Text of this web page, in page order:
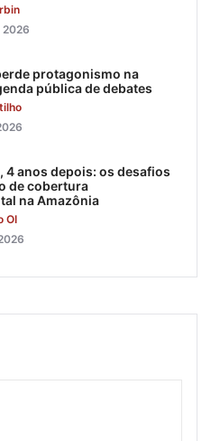
protagonismo na
pública de debates
4 anos depois: os desafios
de cobertura
na Amazônia
OI